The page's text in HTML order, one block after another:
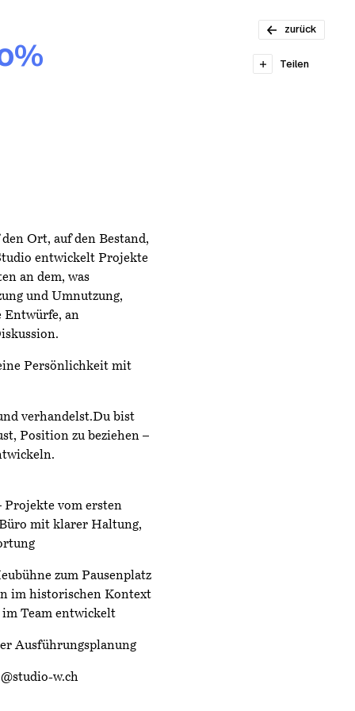
zurück
80–100%
Ort, auf den Bestand,
entwickelt Projekte
an dem, was
und Umnutzung,
Entwürfe, an
Persönlichkeit mit
verhandelst.Du bist
Position zu beziehen –
Projekte vom ersten
mit klarer Haltung,
zum Pausenplatz
im historischen Kontext
im Team entwickelt
Ausführungsplanung
w.ch
Teilen